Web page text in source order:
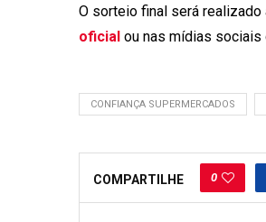
O sorteio final será
oficial ou nas mídias sociais
CONFIANÇA SUPERMERCADOS
COMPARTILHE 0